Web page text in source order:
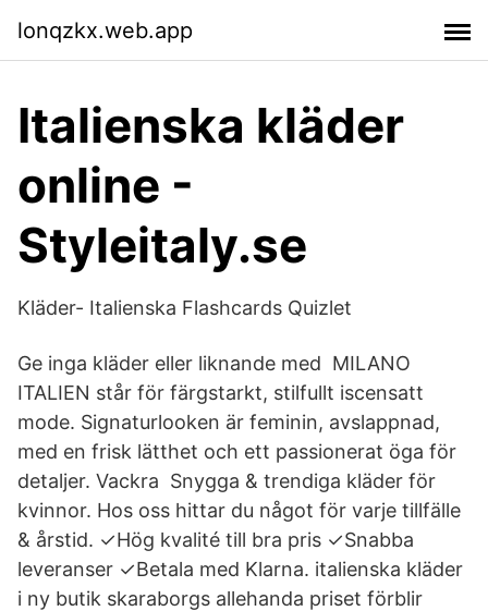
lonqzkx.web.app
Italienska kläder
online -
Styleitaly.se
Kläder- Italienska Flashcards Quizlet
Ge inga kläder eller liknande med MILANO
ITALIEN står för färgstarkt, stilfullt iscensatt
mode. Signaturlooken är feminin, avslappnad,
med en frisk lätthet och ett passionerat öga för
detaljer. Vackra Snygga & trendiga kläder för
kvinnor. Hos oss hittar du något för varje tillfälle
& årstid. ✓Hög kvalité till bra pris ✓Snabba
leveranser ✓Betala med Klarna. italienska kläder
i ny butik skaraborgs allehanda priset förblir